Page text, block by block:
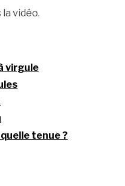
vidéo.
virgule
tenue ?